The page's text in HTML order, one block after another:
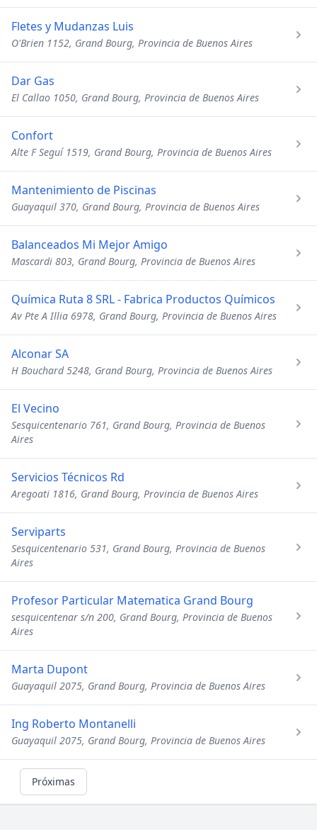
Fletes y Mudanzas Luis
O'Brien 1152, Grand Bourg, Provincia de Buenos Aires
Dar Gas
El Callao 1050, Grand Bourg, Provincia de Buenos Aires
Confort
Alte F Seguí 1519, Grand Bourg, Provincia de Buenos Aires
Mantenimiento de Piscinas
Guayaquil 370, Grand Bourg, Provincia de Buenos Aires
Balanceados Mi Mejor Amigo
Mascardi 803, Grand Bourg, Provincia de Buenos Aires
Química Ruta 8 SRL - Fabrica Productos Químicos
Av Pte A Illia 6978, Grand Bourg, Provincia de Buenos Aires
Alconar SA
H Bouchard 5248, Grand Bourg, Provincia de Buenos Aires
El Vecino
Sesquicentenario 761, Grand Bourg, Provincia de Buenos
Aires
Servicios Técnicos Rd
Aregoati 1816, Grand Bourg, Provincia de Buenos Aires
Serviparts
Sesquicentenario 531, Grand Bourg, Provincia de Buenos
Aires
Profesor Particular Matematica Grand Bourg
sesquicentenar s/n 200, Grand Bourg, Provincia de Buenos
Aires
Marta Dupont
Guayaquil 2075, Grand Bourg, Provincia de Buenos Aires
Ing Roberto Montanelli
Guayaquil 2075, Grand Bourg, Provincia de Buenos Aires
Próximas